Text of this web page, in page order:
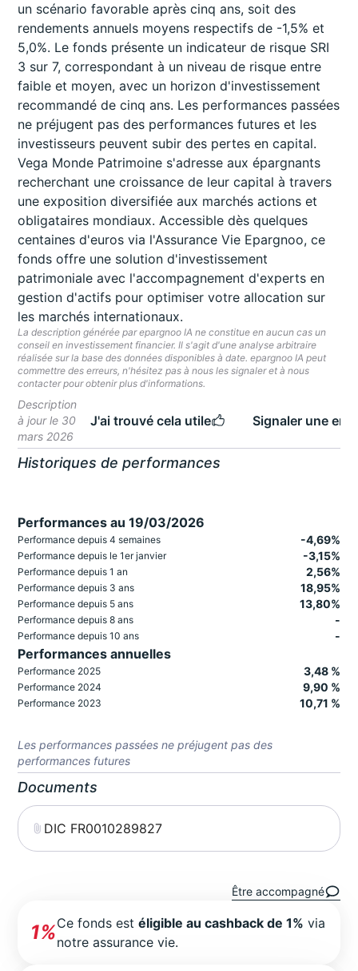
un scénario favorable après cinq ans, soit des
rendements annuels moyens respectifs de -1,5% et
5,0%. Le fonds présente un indicateur de risque SRI
3 sur 7, correspondant à un niveau de risque entre
faible et moyen, avec un horizon d'investissement
recommandé de cinq ans. Les performances passées
ne préjugent pas des performances futures et les
investisseurs peuvent subir des pertes en capital.
Vega Monde Patrimoine s'adresse aux épargnants
recherchant une croissance de leur capital à travers
une exposition diversifiée aux marchés actions et
obligataires mondiaux. Accessible dès quelques
centaines d'euros via l'Assurance Vie Epargnoo, ce
fonds offre une solution d'investissement
patrimoniale avec l'accompagnement d'experts en
gestion d'actifs pour optimiser votre allocation sur
les marchés internationaux.
La description générée par epargnoo IA ne constitue en aucun cas un
conseil en investissement financier. Il s'agit d'une analyse arbitraire
réalisée sur la base des données disponibles à date. epargnoo IA peut
commettre des erreurs, n'hésitez pas à nous les signaler et à nous
contacter pour obtenir plus d'informations.
Description
à jour le 30
mars 2026
J'ai trouvé cela utile Signaler une
Historiques de performances
Performances au 19/03/2026
Performance depuis 4 semaines -4,69%
Performance depuis le 1er janvier -3,15%
Performance depuis 1 an 2,56%
Performance depuis 3 ans 18,95%
Performance depuis 5 ans 13,80%
Performance depuis 8 ans -
Performance depuis 10 ans -
Performances annuelles
Performance 2025 3,48 %
Performance 2024 9,90 %
Performance 2023 10,71 %
Les performances passées ne préjugent pas des
performances futures
Documents
DIC FR0010289827
Être accompagné
1%Ce fonds estéligible au cashback de 1% via
notre assurance vie.